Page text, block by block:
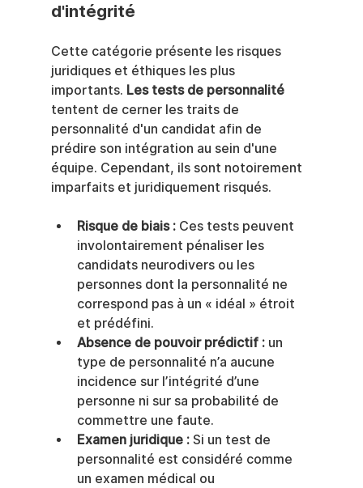
d'intégrité
Cette catégorie présente les risques
juridiques et éthiques les plus
importants. Les tests de personnalité
tentent de cerner les traits de
personnalité d'un candidat afin de
prédire son intégration au sein d'une
équipe. Cependant, ils sont notoirement
imparfaits et juridiquement risqués.
Risque de biais : Ces tests peuvent
involontairement pénaliser les
candidats neurodivers ou les
personnes dont la personnalité ne
correspond pas à un « idéal » étroit
et prédéfini.
Absence de pouvoir prédictif : un
type de personnalité n’a aucune
incidence sur l’intégrité d’une
personne ni sur sa probabilité de
commettre une faute.
Examen juridique : Si un test de
personnalité est considéré comme
un examen médical ou